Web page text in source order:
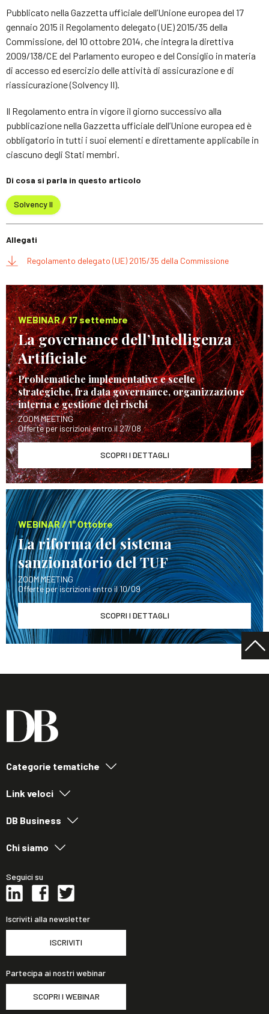
Pubblicato nella Gazzetta ufficiale dell’Unione europea del 17
gennaio 2015 il Regolamento delegato (UE) 2015/35 della
Commissione, del 10 ottobre 2014, che integra la direttiva
2009/138/CE del Parlamento europeo e del Consiglio in materia
di accesso ed esercizio delle attività di assicurazione e di
riassicurazione (Solvency II).
Il Regolamento entra in vigore il giorno successivo alla
pubblicazione nella Gazzetta ufficiale dell’Unione europea ed è
obbligatorio in tutti i suoi elementi e direttamente applicabile in
ciascuno degli Stati membri.
Di cosa si parla in questo articolo
Solvency II
Allegati
Regolamento delegato (UE) 2015/35 della Commissione
WEBINAR / 17 settembre
La governance dell’Intelligenza
Artificiale
Problematiche implementative e scelte
strategiche, fra data governance, organizzazione
interna e gestione dei rischi
ZOOM MEETING
Offerte per iscrizioni entro il 27/08
SCOPRI I DETTAGLI
WEBINAR / 1° Ottobre
La riforma del sistema
sanzionatorio del TUF
ZOOM MEETING
Offerte per iscrizioni entro il 10/09
SCOPRI I DETTAGLI
Categorie tematiche
Link veloci
DB Business
Chi siamo
Seguici su
Iscriviti alla newsletter
ISCRIVITI
Partecipa ai nostri webinar
SCOPRI I WEBINAR